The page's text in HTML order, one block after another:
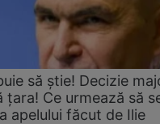
să știe! Decizie
Ce urmează să
apelului făcut de Ilie